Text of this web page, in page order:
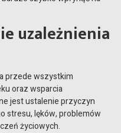
uzależnienia
przede wszystkim
oraz wsparcia
jest ustalenie przyczyn
stresu, lęków, problemów
życiowych.